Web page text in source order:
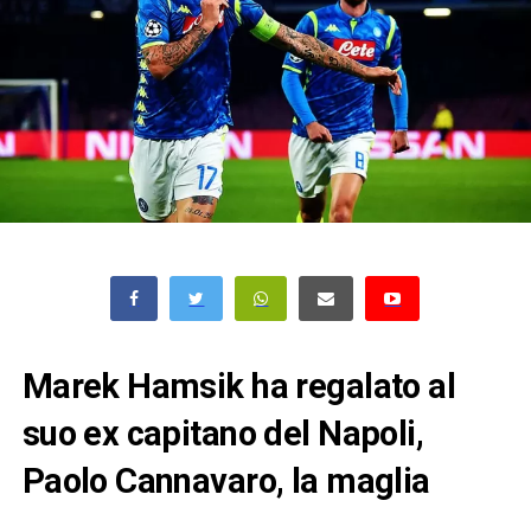
Marek Hamsik ha regalato al
suo ex capitano del Napoli,
Paolo Cannavaro, la maglia